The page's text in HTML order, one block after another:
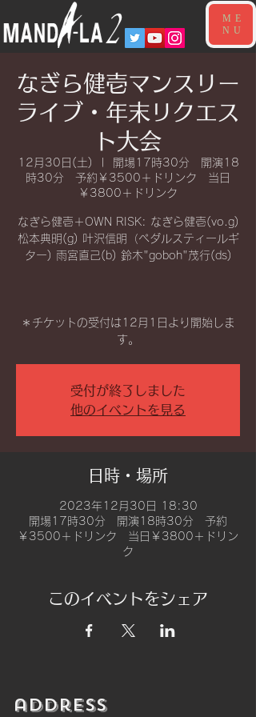
ME
NU
なぎら健壱マンスリー
ライブ・年末リクエス
ト大会
12月30日(土)
開場17時30分 開演18
時30分 予約￥3500＋ドリンク 当日
￥3800＋ドリンク
なぎら健壱＋OWN RISK: なぎら健壱(vo.g)
松本典明(g) 叶沢信明（ペダルスティールギ
ター) 雨宮直己(b) 鈴木"goboh"茂行(ds)
＊チケットの受付は12月1日より開始しま
す。
受付が終了しました
他のイベントを見る
日時・場所
2023年12月30日 18:30
開場17時30分 開演18時30分 予約
￥3500＋ドリンク 当日￥3800＋ドリン
ク
このイベントをシェア
​address